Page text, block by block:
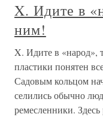
X. Идите в
ним!
X. Идите в «народ»,
пластики понятен
Садовым кольцом
селились обычно
ремесленники.